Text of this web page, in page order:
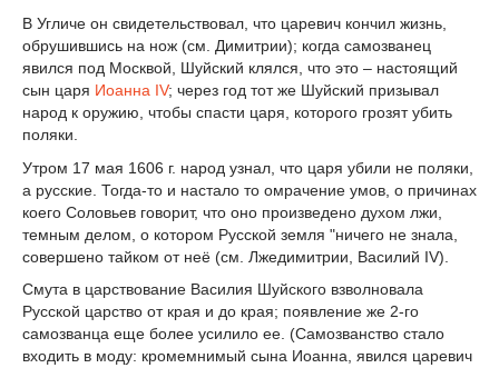
В Угличе он свидетельствовал, что царевич кончил жизнь,
обрушившись на нож (см. Димитрии); когда самозванец
явился под Москвой, Шуйский клялся, что это – настоящий
сын царя Иоанна IV; через год тот же Шуйский призывал
народ к оружию, чтобы спасти царя, которого грозят убить
поляки.
Утром 17 мая 1606 г. народ узнал, что царя убили не поляки,
а русские. Тогда-то и настало то омрачение умов, о причинах
коего Соловьев говорит, что оно произведено духом лжи,
темным делом, о котором Русской земля "ничего не знала,
совершено тайком от неё (см. Лжедимитрии, Василий IV).
Смута в царствование Василия Шуйского взволновала
Русской царство от края и до края; появление же 2-го
самозванца еще более усилило ее. (Самозванство стало
входить в моду: кромемнимый сына Иоанна, явился царевич